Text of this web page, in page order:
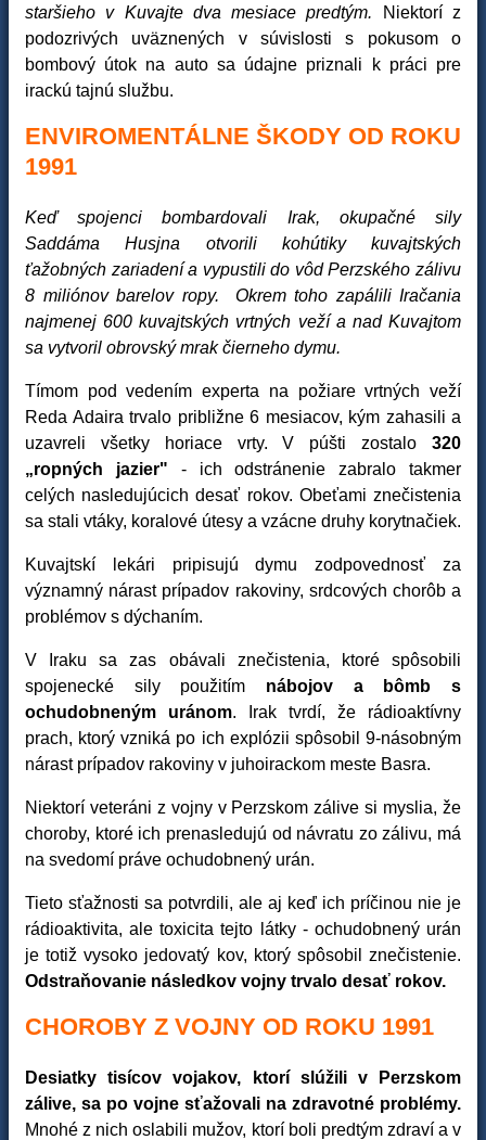
staršieho v Kuvajte dva mesiace predtým.
Niektorí z
podozrivých uväznených v súvislosti s pokusom o
bombový útok na auto sa údajne priznali k práci pre
irackú tajnú službu.
ENVIROMENTÁLNE ŠKODY OD ROKU
1991
Keď spojenci bombardovali Irak, okupačné sily
Saddáma Husjna otvorili kohútiky kuvajtských
ťažobných zariadení a vypustili do vôd Perzského zálivu
8 miliónov barelov ropy. Okrem toho zapálili Iračania
najmenej 600 kuvajtských vrtných veží a nad Kuvajtom
sa vytvoril obrovský mrak čierneho dymu.
Tímom pod vedením experta na požiare vrtných veží
Reda Adaira trvalo približne 6 mesiacov, kým zahasili a
uzavreli všetky horiace vrty. V púšti zostalo 320
„ropných jazier" - ich odstránenie zabralo takmer
celých nasledujúcich desať rokov. Obeťami znečistenia
sa stali vtáky, koralové útesy a vzácne druhy korytnačiek.
Kuvajtskí lekári pripisujú dymu zodpovednosť za
významný nárast prípadov rakoviny, srdcových chorôb a
problémov s dýchaním.
V Iraku sa zas obávali znečistenia, ktoré spôsobili
spojenecké sily použitím nábojov a bômb s
ochudobneným uránom. Irak tvrdí, že rádioaktívny
prach, ktorý vzniká po ich explózii spôsobil 9-násobným
nárast prípadov rakoviny v juhoirackom meste Basra.
Niektorí veteráni z vojny v Perzskom zálive si myslia, že
choroby, ktoré ich prenasledujú od návratu zo zálivu, má
na svedomí práve ochudobnený urán.
Tieto sťažnosti sa potvrdili, ale aj keď ich príčinou nie je
rádioaktivita, ale toxicita tejto látky - ochudobnený urán
je totiž vysoko jedovatý kov, ktorý spôsobil znečistenie.
Odstraňovanie následkov vojny trvalo desať rokov.
CHOROBY Z VOJNY OD ROKU 1991
Desiatky tisícov vojakov, ktorí slúžili v Perzskom
zálive, sa po vojne sťažovali na zdravotné problémy.
Mnohé z nich oslabili mužov, ktorí boli predtým zdraví a v